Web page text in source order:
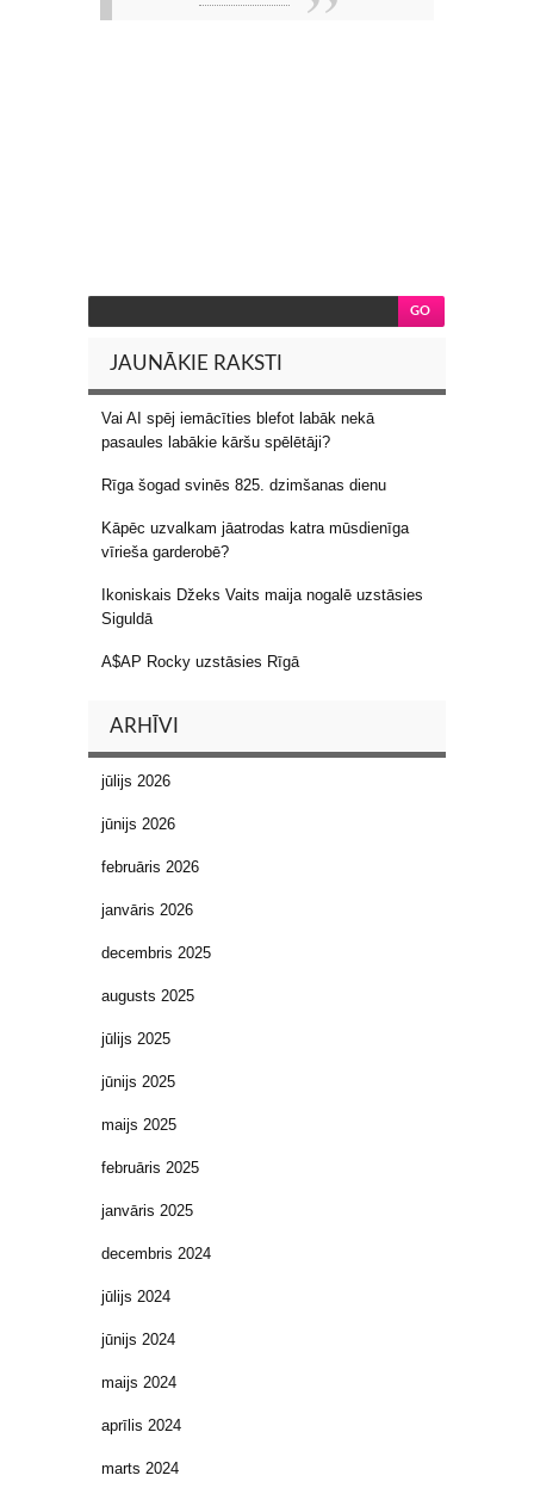
JAUNĀKIE RAKSTI
Vai AI spēj iemācīties blefot labāk nekā
pasaules labākie kāršu spēlētāji?
Rīga šogad svinēs 825. dzimšanas dienu
Kāpēc uzvalkam jāatrodas katra mūsdienīga
vīrieša garderobē?
Ikoniskais Džeks Vaits maija nogalē uzstāsies
Siguldā
A$AP Rocky uzstāsies Rīgā
ARHĪVI
jūlijs 2026
jūnijs 2026
februāris 2026
janvāris 2026
decembris 2025
augusts 2025
jūlijs 2025
jūnijs 2025
maijs 2025
februāris 2025
janvāris 2025
decembris 2024
jūlijs 2024
jūnijs 2024
maijs 2024
aprīlis 2024
marts 2024